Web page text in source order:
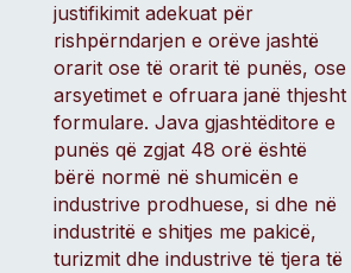
justifikimit adekuat për
rishpërndarjen e orëve jashtë
orarit ose të orarit të punës, ose
arsyetimet e ofruara janë thjesht
formulare. Java gjashtëditore e
punës që zgjat 48 orë është
bërë normë në shumicën e
industrive prodhuese, si dhe në
industritë e shitjes me pakicë,
turizmit dhe industrive të tjera të